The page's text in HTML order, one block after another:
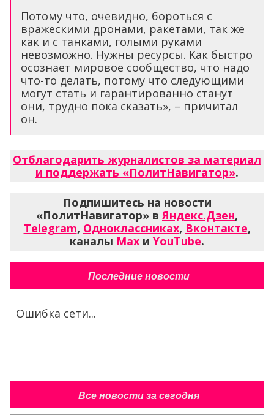
Потому что, очевидно, бороться с
вражескими дронами, ракетами, так же
как и с танками, голыми руками
невозможно. Нужны ресурсы. Как быстро
осознает мировое сообщество, что надо
что-то делать, потому что следующими
могут стать и гарантированно станут
они, трудно пока сказать», – причитал
он.
Отблагодарить журналистов за материал
и поддержать «ПолитНавигатор».
Подпишитесь на новости
«ПолитНавигатор» в Яндекс.Дзен,
Telegram, Одноклассниках, Вконтакте,
каналы Max и YouTube.
Последние новости
Ошибка сети...
Все новости за сегодня